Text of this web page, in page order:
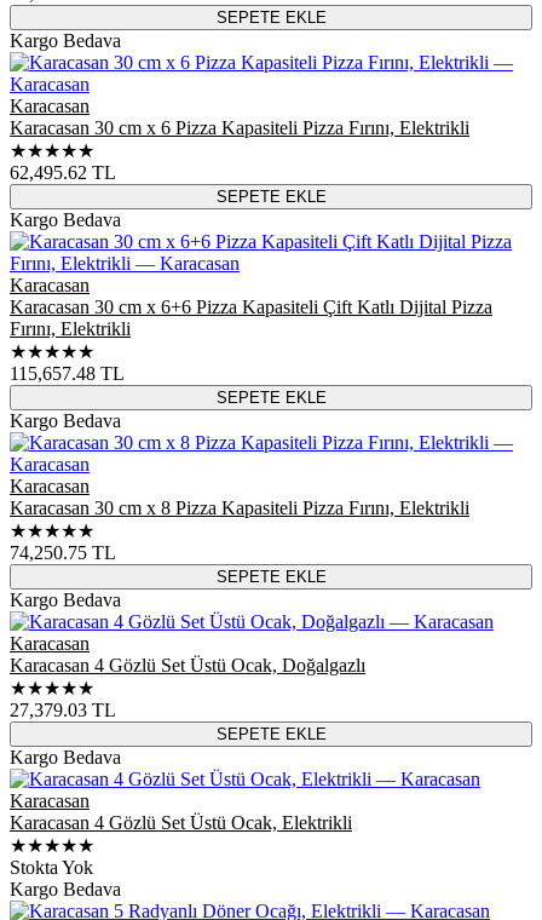
SEPETE EKLE
Kargo Bedava
Karacasan
Karacasan 30 cm x 6 Pizza Kapasiteli Pizza Fırını, Elektrikli
★★★★★
62,495.62 TL
SEPETE EKLE
Kargo Bedava
Karacasan
Karacasan 30 cm x 6+6 Pizza Kapasiteli Çift Katlı Dijital Pizza
Fırını, Elektrikli
★★★★★
115,657.48 TL
SEPETE EKLE
Kargo Bedava
Karacasan
Karacasan 30 cm x 8 Pizza Kapasiteli Pizza Fırını, Elektrikli
★★★★★
74,250.75 TL
SEPETE EKLE
Kargo Bedava
Karacasan
Karacasan 4 Gözlü Set Üstü Ocak, Doğalgazlı
★★★★★
27,379.03 TL
SEPETE EKLE
Kargo Bedava
Karacasan
Karacasan 4 Gözlü Set Üstü Ocak, Elektrikli
★★★★★
Stokta Yok
Kargo Bedava